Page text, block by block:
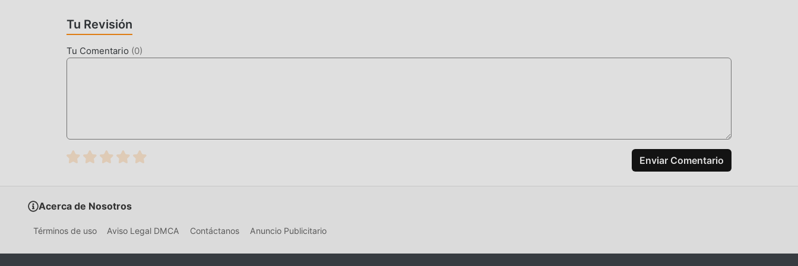
Tu Revisión
Tu Comentario (0)
Enviar Comentario
Acerca de Nosotros
Términos de uso Aviso Legal DMCA Contáctanos Anuncio Publicitario